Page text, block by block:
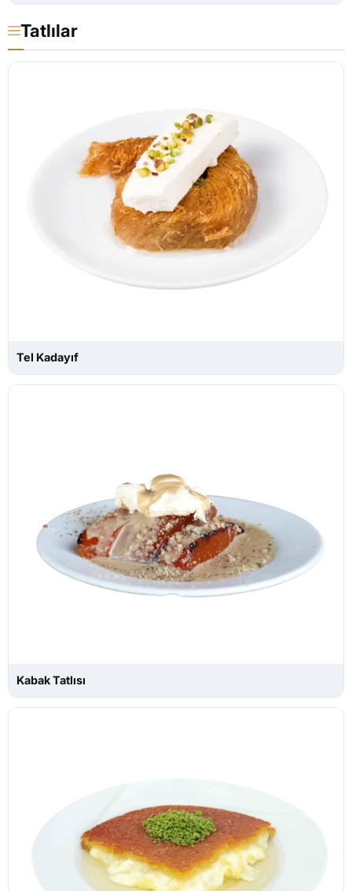
Tatlılar
Tel Kadayıf
Kabak Tatlısı